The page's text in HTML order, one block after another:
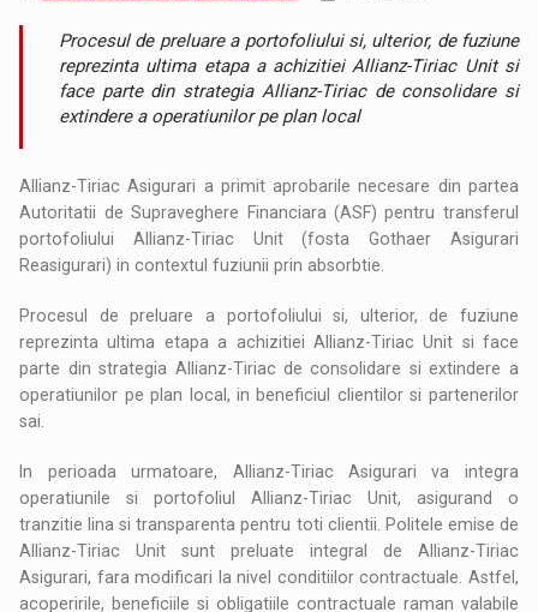
Procesul de preluare a portofoliului si, ulterior, de fuziune
reprezinta ultima etapa a achizitiei Allianz-Tiriac Unit si
face parte din strategia Allianz-Tiriac de consolidare si
extindere a operatiunilor pe plan local
Allianz-Tiriac Asigurari a primit aprobarile necesare din partea
Autoritatii de Supraveghere Financiara (ASF) pentru transferul
portofoliului Allianz-Tiriac Unit (fosta Gothaer Asigurari
Reasigurari) in contextul fuziunii prin absorbtie.
Procesul de preluare a portofoliului si, ulterior, de fuziune
reprezinta ultima etapa a achizitiei Allianz-Tiriac Unit si face
parte din strategia Allianz-Tiriac de consolidare si extindere a
operatiunilor pe plan local, in beneficiul clientilor si partenerilor
sai.
In perioada urmatoare, Allianz-Tiriac Asigurari va integra
operatiunile si portofoliul Allianz-Tiriac Unit, asigurand o
tranzitie lina si transparenta pentru toti clientii. Politele emise de
Allianz-Tiriac Unit sunt preluate integral de Allianz-Tiriac
Asigurari, fara modificari la nivel conditiilor contractuale. Astfel,
acoperirile, beneficiile si obligatiile contractuale raman valabile